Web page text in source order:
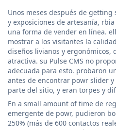
Unos meses después de
y exposiciones de artesanía,
una forma de vender en línea.
mostrar a los visitantes la
diseños livianos y ergonómicos,
atractiva. su Pulse CMS no
adecuada para esto. probaron
antes de encontrar powr slider
parte del sitio, y eran torpes y
En a small amount of time de
emergente de powr, pudieron
250% (más de 600 contactos